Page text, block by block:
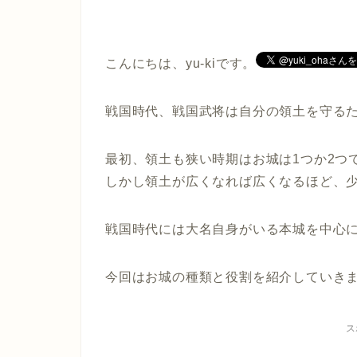
こんにちは、yu-kiです。
戦国時代、戦国武将は自分の領土を守る
最初、領土も狭い時期はお城は1つか2つ
しかし領土が広くなれば広くなるほど、
戦国時代には大名自身がいる本城を中心
今回はお城の種類と役割を紹介していき